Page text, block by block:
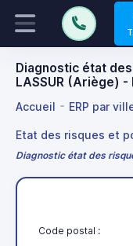
Diagnostic état
LASSUR (Ariège) -
Accueil ERP par
Etat des risques et
Diagnostic état des
Code postal :